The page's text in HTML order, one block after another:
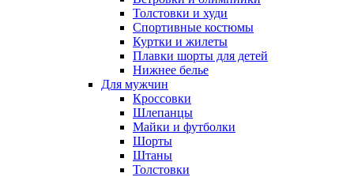
Толстовки и худи
Спортивные костюмы
Куртки и жилеты
Плавки шорты для детей
Нижнее белье
Для мужчин
Кроссовки
Шлепанцы
Майки и футболки
Шорты
Штаны
Толстовки